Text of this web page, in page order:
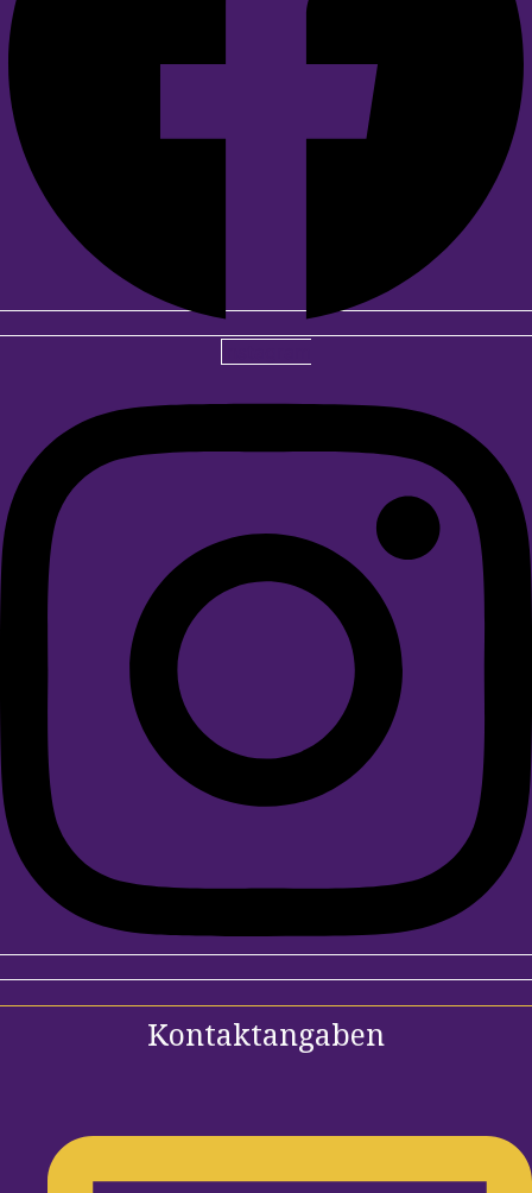
Kontaktangaben